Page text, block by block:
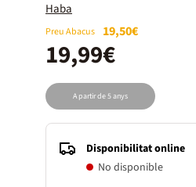
Haba
Preu Abacus 19,50€
19,99€
A partir de 5 anys
Disponibilitat online
No disponible